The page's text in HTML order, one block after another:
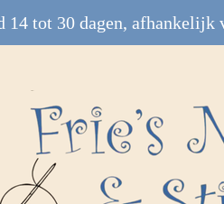
14 tot 30 dagen, afhankelijk